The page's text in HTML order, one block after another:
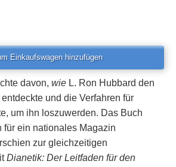
Einkaufswagen hinzufügen
davon, wie L. Ron Hubbard den
entdeckte und die Verfahren für
um ihn loszuwerden. Das Buch
für ein nationales Magazin
zur gleichzeitigen
Dianetik: Der Leitfaden für den